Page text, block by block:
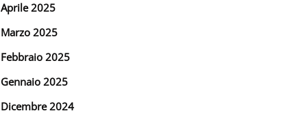
Aprile 2025
Marzo 2025
Febbraio 2025
Gennaio 2025
Dicembre 2024